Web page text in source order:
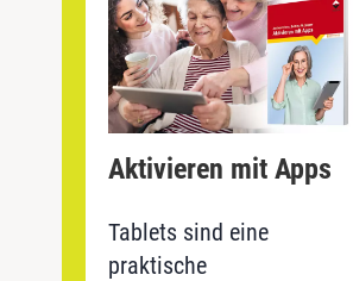
Aktivieren mit Apps
Tablets sind eine
praktische